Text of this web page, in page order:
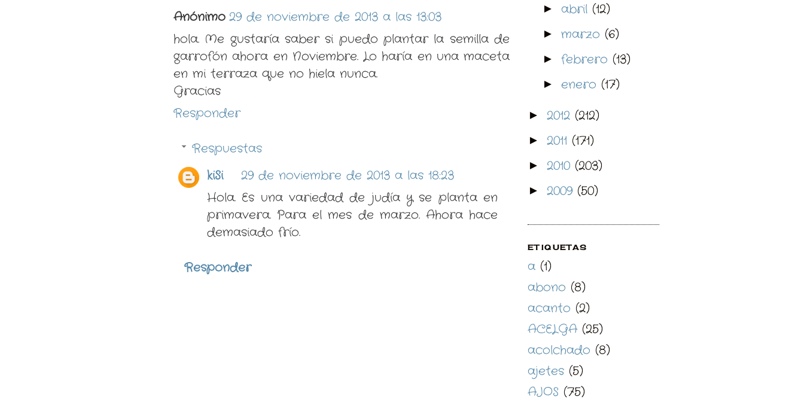
Anónimo 29 de noviembre de 2013 a las 13:03
hola. Me gustaría saber si puedo plantar la semilla de
garrofón ahora en Noviembre. Lo haría en una maceta
en mi terraza que no hiela nunca.
Gracias
Responder
Respuestas
kiSi
29 de noviembre de 2013 a las 18:23
Hola. Es una variedad de judía y se planta en
primavera. Para el mes de marzo. Ahora hace
demasiado frío.
Responder
► abril (12)
► marzo (6)
► febrero (13)
► enero (17)
► 2012 (212)
► 2011 (171)
► 2010 (203)
► 2009 (50)
ETIQUETAS
a (1)
abono (8)
acanto (2)
ACELGA (25)
acolchado (8)
ajetes (5)
AJOS (75)